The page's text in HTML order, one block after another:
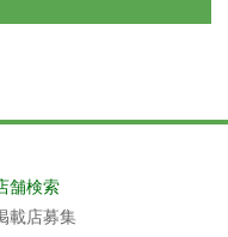
舗検索
載店募集